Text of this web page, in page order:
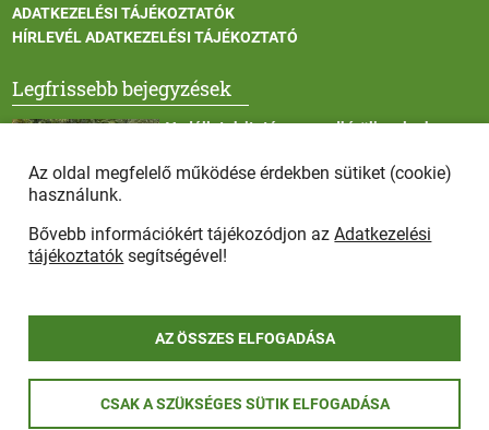
ADATKEZELÉSI TÁJÉKOZTATÓK
HÍRLEVÉL ADATKEZELÉSI TÁJÉKOZTATÓ
Legfrissebb bejegyzések
Vadállatok itatása a rendkívüli melegben
Afrikai sertéspestis - kérések a lakosság felé
COPYRIGHT © 2025 - Szada Nagyközség Önkormányzat - Minden
jog fenntartva
Az oldal megfelelő működése érdekben sütiket (cookie)
használunk.
Bővebb információkért tájékozódjon azAdatkezelési
tájékoztatók segítségével!
AZ ÖSSZES ELFOGADÁSA
CSAK A SZÜKSÉGES SÜTIK ELFOGADÁSA